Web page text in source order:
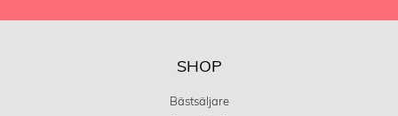
SHOP
Bästsäljare